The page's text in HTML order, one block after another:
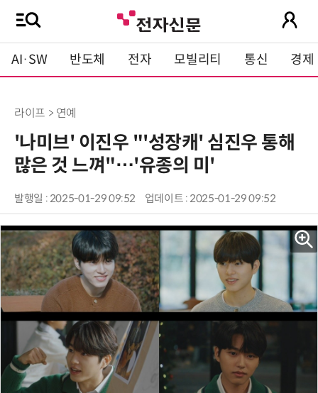
AI·SW 반도체 전자 모빌리티 통신 경제
라이프 > 연예
'나미브' 이진우 "'성장캐' 심진우 통해
많은 것 느껴"…'유종의 미'
발행일 : 2025-01-29 09:52 업데이트 : 2025-01-29 09:52